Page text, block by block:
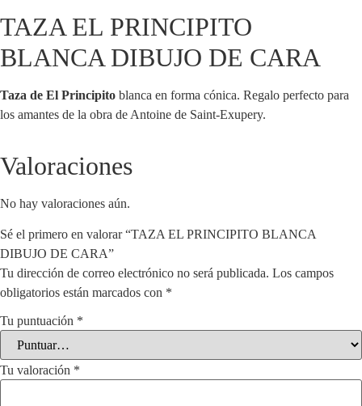
TAZA EL PRINCIPITO
BLANCA DIBUJO DE CARA
Taza de El Principito blanca en forma cónica. Regalo perfecto para
los amantes de la obra de Antoine de Saint-Exupery.
Valoraciones
No hay valoraciones aún.
Sé el primero en valorar “TAZA EL PRINCIPITO BLANCA
DIBUJO DE CARA”
Tu dirección de correo electrónico no será publicada. Los campos
obligatorios están marcados con *
Tu puntuación *
Tu valoración *